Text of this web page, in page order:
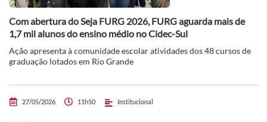
Com abertura do Seja FURG 2026, FURG aguarda mais de
1,7 mil alunos do ensino médio no Cidec-Sul
Ação apresenta à comunidade escolar atividades dos 48 cursos de
graduação lotados em Rio Grande
27/05/2026 11h50 Institucional